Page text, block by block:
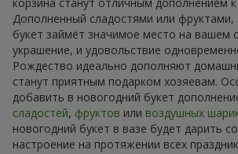
Дополненный сладостями или фруктами,
букет займёт значимое место на вашем
украшение, и удовольствие
Рождество идеально дополняют
станут приятным подарком хозяевам.
добавить в новогодний букет
сладостей, фруктов или воздушных
новогодний букет в вазе будет дарить
настроение на протяжении всех